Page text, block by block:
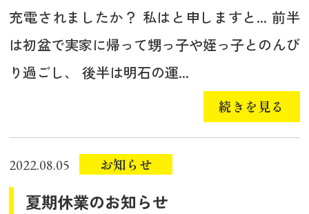
充電されましたか？ 私はと申しますと... 前半
は初盆で実家に帰って甥っ子や姪っ子とのんび
り過ごし、 後半は明石の運...
続きを見る
2022.08.05 お知らせ
夏期休業のお知らせ